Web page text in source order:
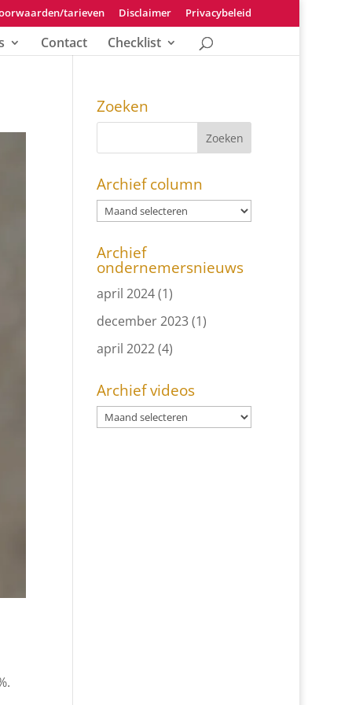
tarieven Disclaimer Privacybeleid
Contact Checklist
Zoeken
Archief column
Archief
ondernemersnieuws
april 2024(1)
december 2023(1)
april 2022(4)
Archief videos